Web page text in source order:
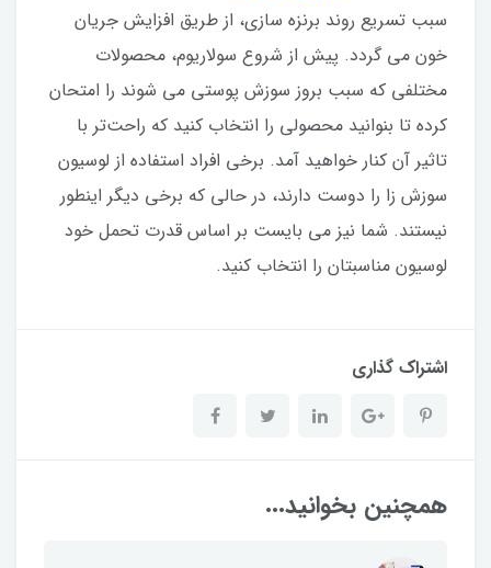
سبب تسریع روند برنزه سازی، از طریق افزایش جریان
خون می گردد. پیش از شروع سولاریوم، محصولات
مختلفی که سبب بروز سوزش پوستی می شوند را امتحان
کرده تا بنوانید محصولی را انتخاب کنید که راحت‌تر با
تاثیر آن کنار خواهید آمد. برخی افراد استفاده از لوسیون
سوزش زا را دوست دارند، در حالی که برخی دیگر اینطور
نیستند. شما نیز می بایست بر اساس قدرت تحمل خود
لوسیون مناسبتان را انتخاب کنید.
اشتراک گذاری
همچنین بخوانید...